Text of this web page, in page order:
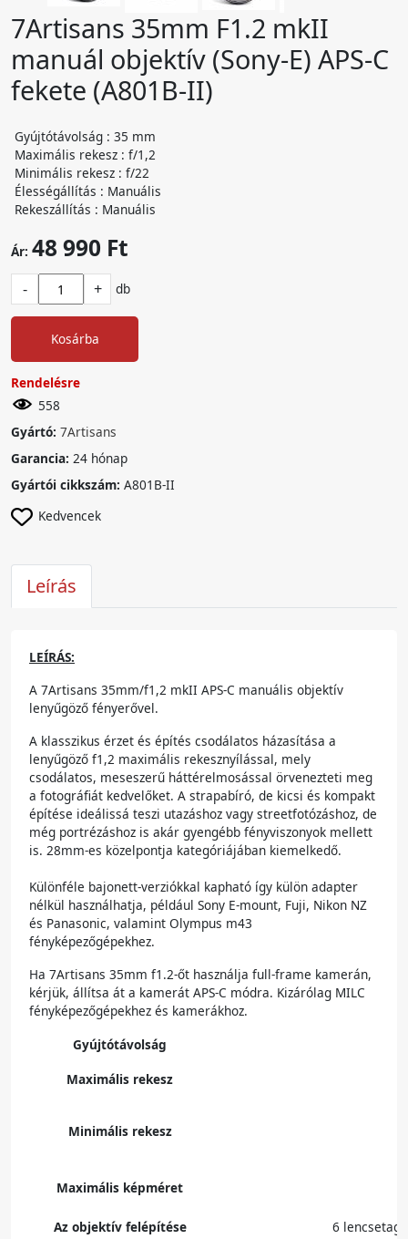
7Artisans 35mm F1.2 mkII
manuál objektív (Sony-E) APS-C
fekete (A801B-II)
Gyújtótávolság : 35 mm
Maximális rekesz : f/1,2
Minimális rekesz : f/22
Élességállítás : Manuális
Rekeszállítás : Manuális
Ár: 48 990 Ft
- + db
Kosárba
Rendelésre
558
Gyártó: 7Artisans
Garancia: 24 hónap
Gyártói cikkszám: A801B-II
Kedvencek
Leírás
LEÍRÁS:
A 7Artisans 35mm/f1,2 mkII APS-C manuális objektív
lenyűgöző fényerővel.
A klasszikus érzet és építés csodálatos házasítása a
lenyűgöző f1,2 maximális rekesznyílással, mely
csodálatos, meseszerű háttérelmosással örvenezteti meg
a fotográfiát kedvelőket. A strapabíró, de kicsi és kompakt
építése ideálissá teszi utazáshoz vagy streetfotózáshoz, de
még portrézáshoz is akár gyengébb fényviszonyok mellett
is. 28mm-es közelpontja kategóriájában kiemelkedő.
Különféle bajonett-verziókkal kapható így külön adapter
nélkül használhatja, például Sony E-mount, Fuji, Nikon NZ
és Panasonic, valamint Olympus m43
fényképezőgépekhez.
Ha 7Artisans 35mm f1.2-őt használja full-frame kamerán,
kérjük, állítsa át a kamerát APS-C módra. Kizárólag MILC
fényképezőgépekhez és kamerákhoz.
Gyújtótávolság
Maximális rekesz
Minimális rekesz
Maximális képméret
Az objektív felépítése 6 lencsetag